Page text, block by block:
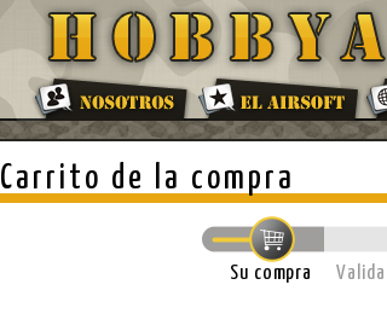
Carrito de la compra
Su compra